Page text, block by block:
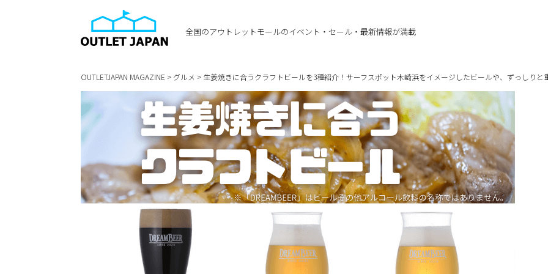
全国のアウトレットモールのイベント・セール・最新情報が満載
OUTLETJAPAN MAGAZINE > グルメ > 生姜焼きに合うクラフトビールを3種紹介！サーフスポット木崎浜をイメージしたビールや、ずっしり